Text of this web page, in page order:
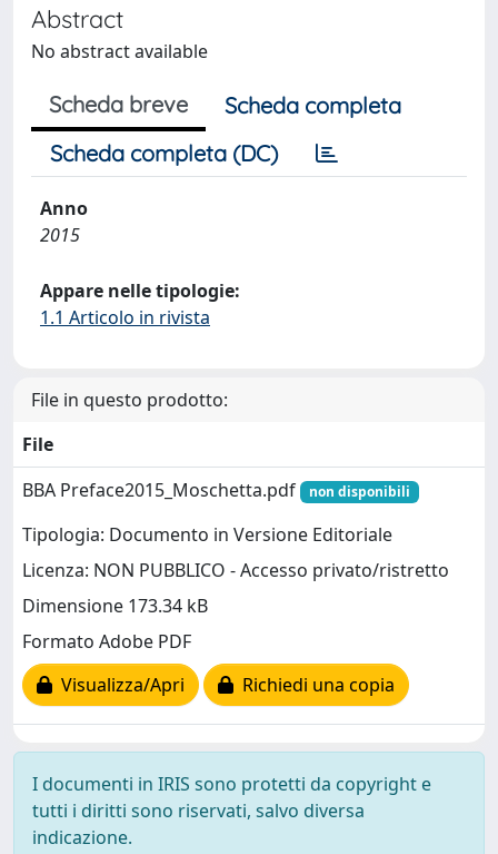
Abstract
No abstract available
Scheda breve
Scheda completa
Scheda completa (DC)
Anno
2015
Appare nelle tipologie:
1.1 Articolo in rivista
File in questo prodotto:
File
BBA Preface2015_Moschetta.pdf
non disponibili
Tipologia: Documento in Versione Editoriale
Licenza: NON PUBBLICO - Accesso privato/ristretto
Dimensione 173.34 kB
Formato Adobe PDF
Visualizza/Apri
Richiedi una copia
I documenti in IRIS sono protetti da copyright e
tutti i diritti sono riservati, salvo diversa
indicazione.